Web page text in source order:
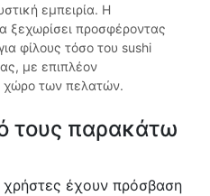
εμπειρία. Η
ξεχωρίσει προσφέροντας
φίλους τόσο του sushi
με επιπλέον
χώρο των πελατών.
τους παρακάτω
έχουν πρόσβαση